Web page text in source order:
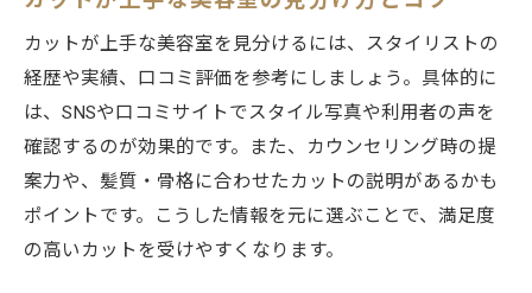
理由
美容室カットで安心できるメンズ対応の特
子供向け美容室のサービスと選び方のコツ
美容室選びで年齢や性別を問わぬ安心感
美容室カットが幅広い年代に支持される理
カットが上手な美容室を見分けるには、スタイリストの
経歴や実績、口コミ評価を参考にしましょう。具体的に
は、SNSや口コミサイトでスタイル写真や利用者の声を
確認するのが効果的です。また、カウンセリング時の提
案力や、髪質・骨格に合わせたカットの説明があるかも
ポイントです。こうした情報を元に選ぶことで、満足度
の高いカットを受けやすくなります。